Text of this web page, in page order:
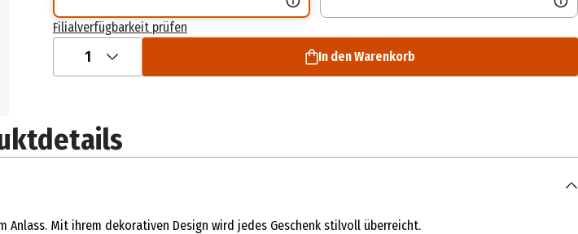
Filialverfügbarkeit prüfen
1 In den Warenkorb
Anlass. Mit ihrem dekorativen Design wird jedes Geschenk stilvoll überreicht.